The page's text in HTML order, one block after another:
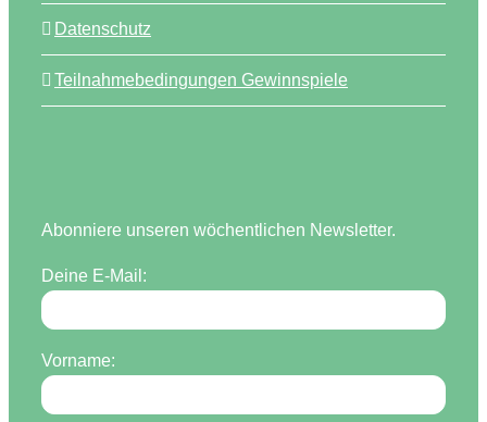
Datenschutz
Teilnahmebedingungen Gewinnspiele
Abonniere unseren wöchentlichen Newsletter.
Deine E-Mail:
Vorname: